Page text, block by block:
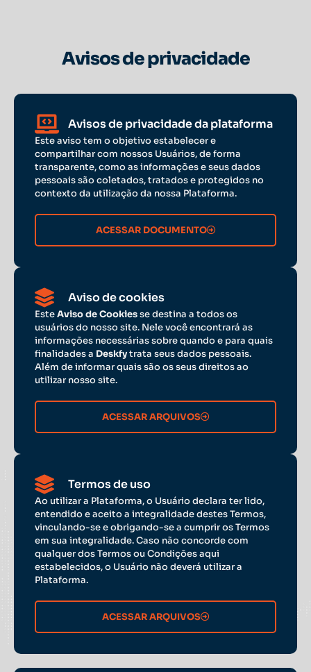
Avisos de privacidade
Avisos de privacidade da plataforma
Este aviso tem o objetivo estabelecer e
compartilhar com nossos Usuários, de forma
transparente, como as informações e seus dados
pessoais são coletados, tratados e protegidos no
contexto da utilização da nossa Plataforma.
ACESSAR DOCUMENTO
Aviso de cookies
EsteAviso de Cookiesse destina a todos os
usuários do nosso site. Nele você encontrará as
informações necessárias sobre quando e para quais
finalidades a Deskfytrata seus dados pessoais.
Além de informar quais são os seus direitos ao
utilizar nosso site.
ACESSAR ARQUIVOS
Termos de uso
Ao utilizar a Plataforma, o Usuário declara ter lido,
entendido e aceito a integralidade destes Termos,
vinculando-se e obrigando-se a cumprir os Termos
em sua integralidade. Caso não concorde com
qualquer dos Termos ou Condições aqui
estabelecidos, o Usuário não deverá utilizar a
Plataforma.
ACESSAR ARQUIVOS